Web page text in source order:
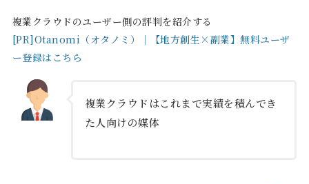
複業クラウドのユーザー側の評判を紹介する
[PR]Otanomi（オタノミ）｜【地方創生×副業】無料ユーザ
ー登録はこちら
複業クラウドはこれまで実績を積んでき
た人向けの媒体